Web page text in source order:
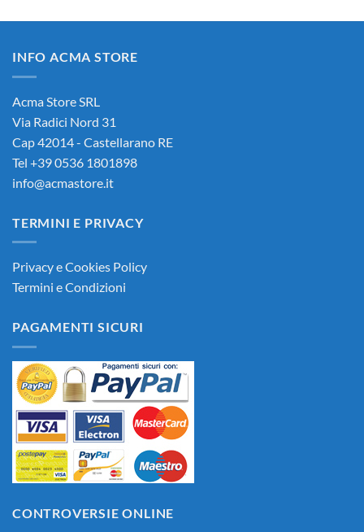
originale
90,00€.
attuale
INFO ACMA STORE
Acma Store SRL
Via Radici Nord 31
Cap 42014 - Castellarano RE
Tel +39 0536 1801898
info@acmastore.it
TERMINI E PRIVACY
Privacy e Cookies Policy
Termini e Condizioni
PAGAMENTI SICURI
CONTROVERSIE ONLINE